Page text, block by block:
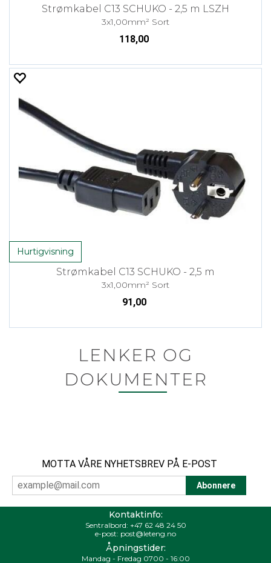
Strømkabel C13 SCHUKO - 2,5 m LSZH
3x1,00mm² Sort
118,00
Hurtigvisning
Strømkabel C13 SCHUKO - 2,5 m
3x1,00mm² Sort
91,00
LENKER OG
DOKUMENTER
MOTTA VÅRE NYHETSBREV PÅ E-POST
Kontaktinfo:
Sentralbord: +47 62 48 24 50
e-post: post@leteng.no
Åpningstider:
Mandag - Fredag 0700 - 16:00